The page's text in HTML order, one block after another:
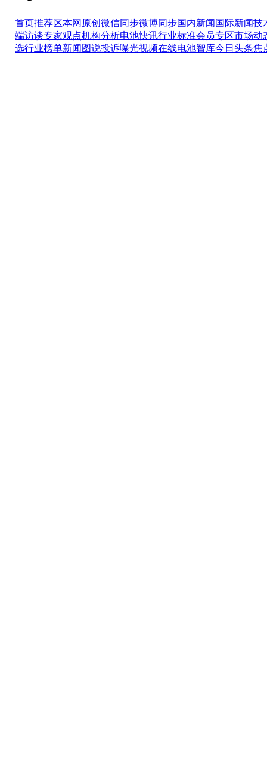
首页推荐区本网原创 微信同步微博同步国内新闻 国际新闻技
端访谈专家观点机构分析电池快讯行业标准会员专区市场动
选行业榜单新闻图说投诉曝光视频在线电池智库今日头条焦